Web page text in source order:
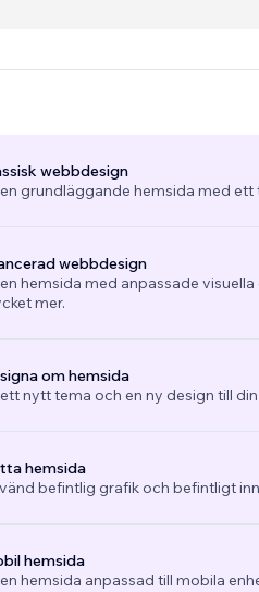
webbdesign
grundläggande hemsida med ett
webbdesign
hemsida med anpassade
mer.
om hemsida
nytt tema och en ny design till
hemsida
befintlig grafik och befintligt
hemsida
hemsida anpassad till mobila